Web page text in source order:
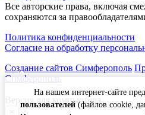
На нашем интернет-сайте
пользователей (файлов cookie,
Все авторские права, включая
сохраняются за
Политика конфиденциальности
Согласие на обработку
Создание сайтов Симферополь
Симферополь
Версия для компьютера